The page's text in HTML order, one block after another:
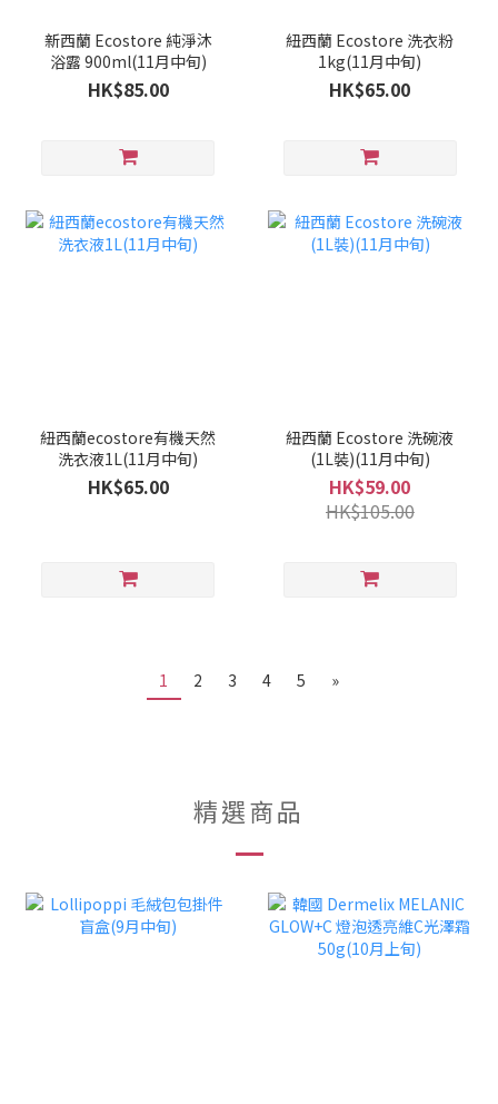
新西蘭 Ecostore 純淨沐
浴露 900ml(11月中旬)
HK$85.00
紐西蘭 Ecostore 洗衣粉
1kg(11月中旬)
HK$65.00
紐西蘭ecostore有機天然
洗衣液1L(11月中旬)
HK$65.00
紐西蘭 Ecostore 洗碗液
(1L裝)(11月中旬)
HK$59.00
HK$105.00
1 2 3 4 5 »
精選商品